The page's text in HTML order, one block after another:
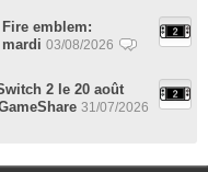
emblem:
mardi 03/08/2026
2 le 20 août
31/07/2026